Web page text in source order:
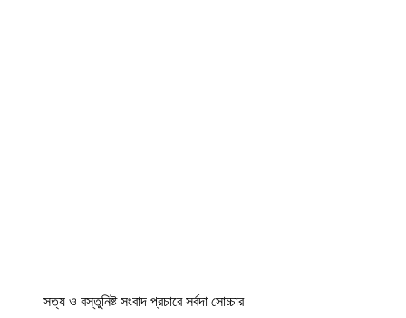
সত্য ও বস্তুনিষ্ট সংবাদ প্রচারে সর্বদা সোচ্চার